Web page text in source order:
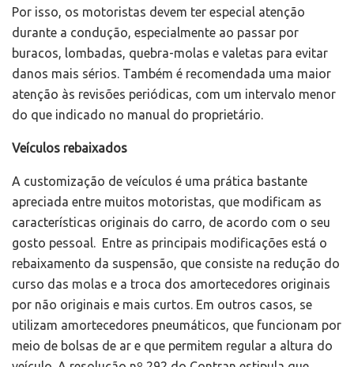
Por isso, os motoristas devem ter especial atenção
durante a condução, especialmente ao passar por
buracos, lombadas, quebra-molas e valetas para evitar
danos mais sérios. Também é recomendada uma maior
atenção às revisões periódicas, com um intervalo menor
do que indicado no manual do proprietário.
Veículos rebaixados
A customização de veículos é uma prática bastante
apreciada entre muitos motoristas, que modificam as
características originais do carro, de acordo com o seu
gosto pessoal. Entre as principais modificações está o
rebaixamento da suspensão, que consiste na redução do
curso das molas e a troca dos amortecedores originais
por não originais e mais curtos. Em outros casos, se
utilizam amortecedores pneumáticos, que funcionam por
meio de bolsas de ar e que permitem regular a altura do